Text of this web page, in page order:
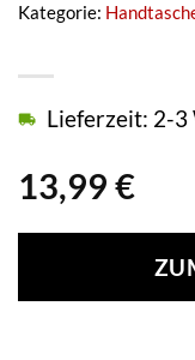
13,99 €
Lieferzeit: 2-3
Kategorie: